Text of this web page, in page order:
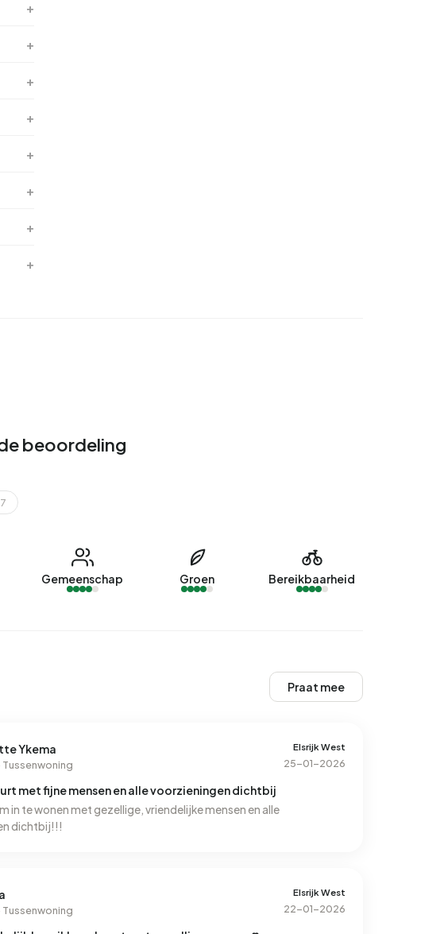
beoordeling
Gemeenschap Groen Bereikbaarheid
Praat mee
Ykema
Tussenwoning
Elsrijk West
25-01-2026
met fijne mensen en alle voorzieningen dichtbij
in te wonen met gezellige, vriendelijke mensen en alle
dichtbij!!!
Tussenwoning
Elsrijk West
22-01-2026